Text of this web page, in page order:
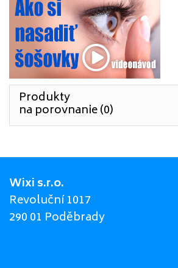
Produkty
na porovnanie (0)
Wixi s.r.o.
Revoluční 1017
290 01 Poděbrady